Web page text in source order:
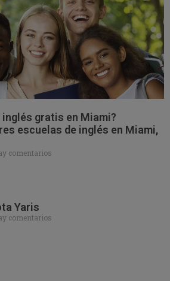
gratis en Miami?
escuelas de inglés en Miami,
comentarios
Yaris
comentarios